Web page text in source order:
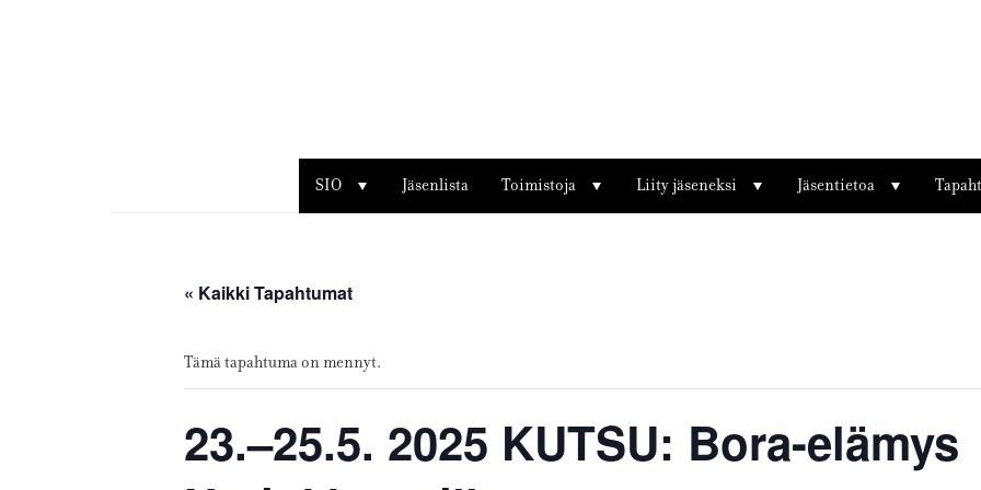
SIO Jäsenlista Toimistoja Liity jäseneksi Jäsentietoa
« Kaikki Tapahtumat
Tämä tapahtuma on mennyt.
23.–25.5. 2025 KUTSU: Bora-elämys